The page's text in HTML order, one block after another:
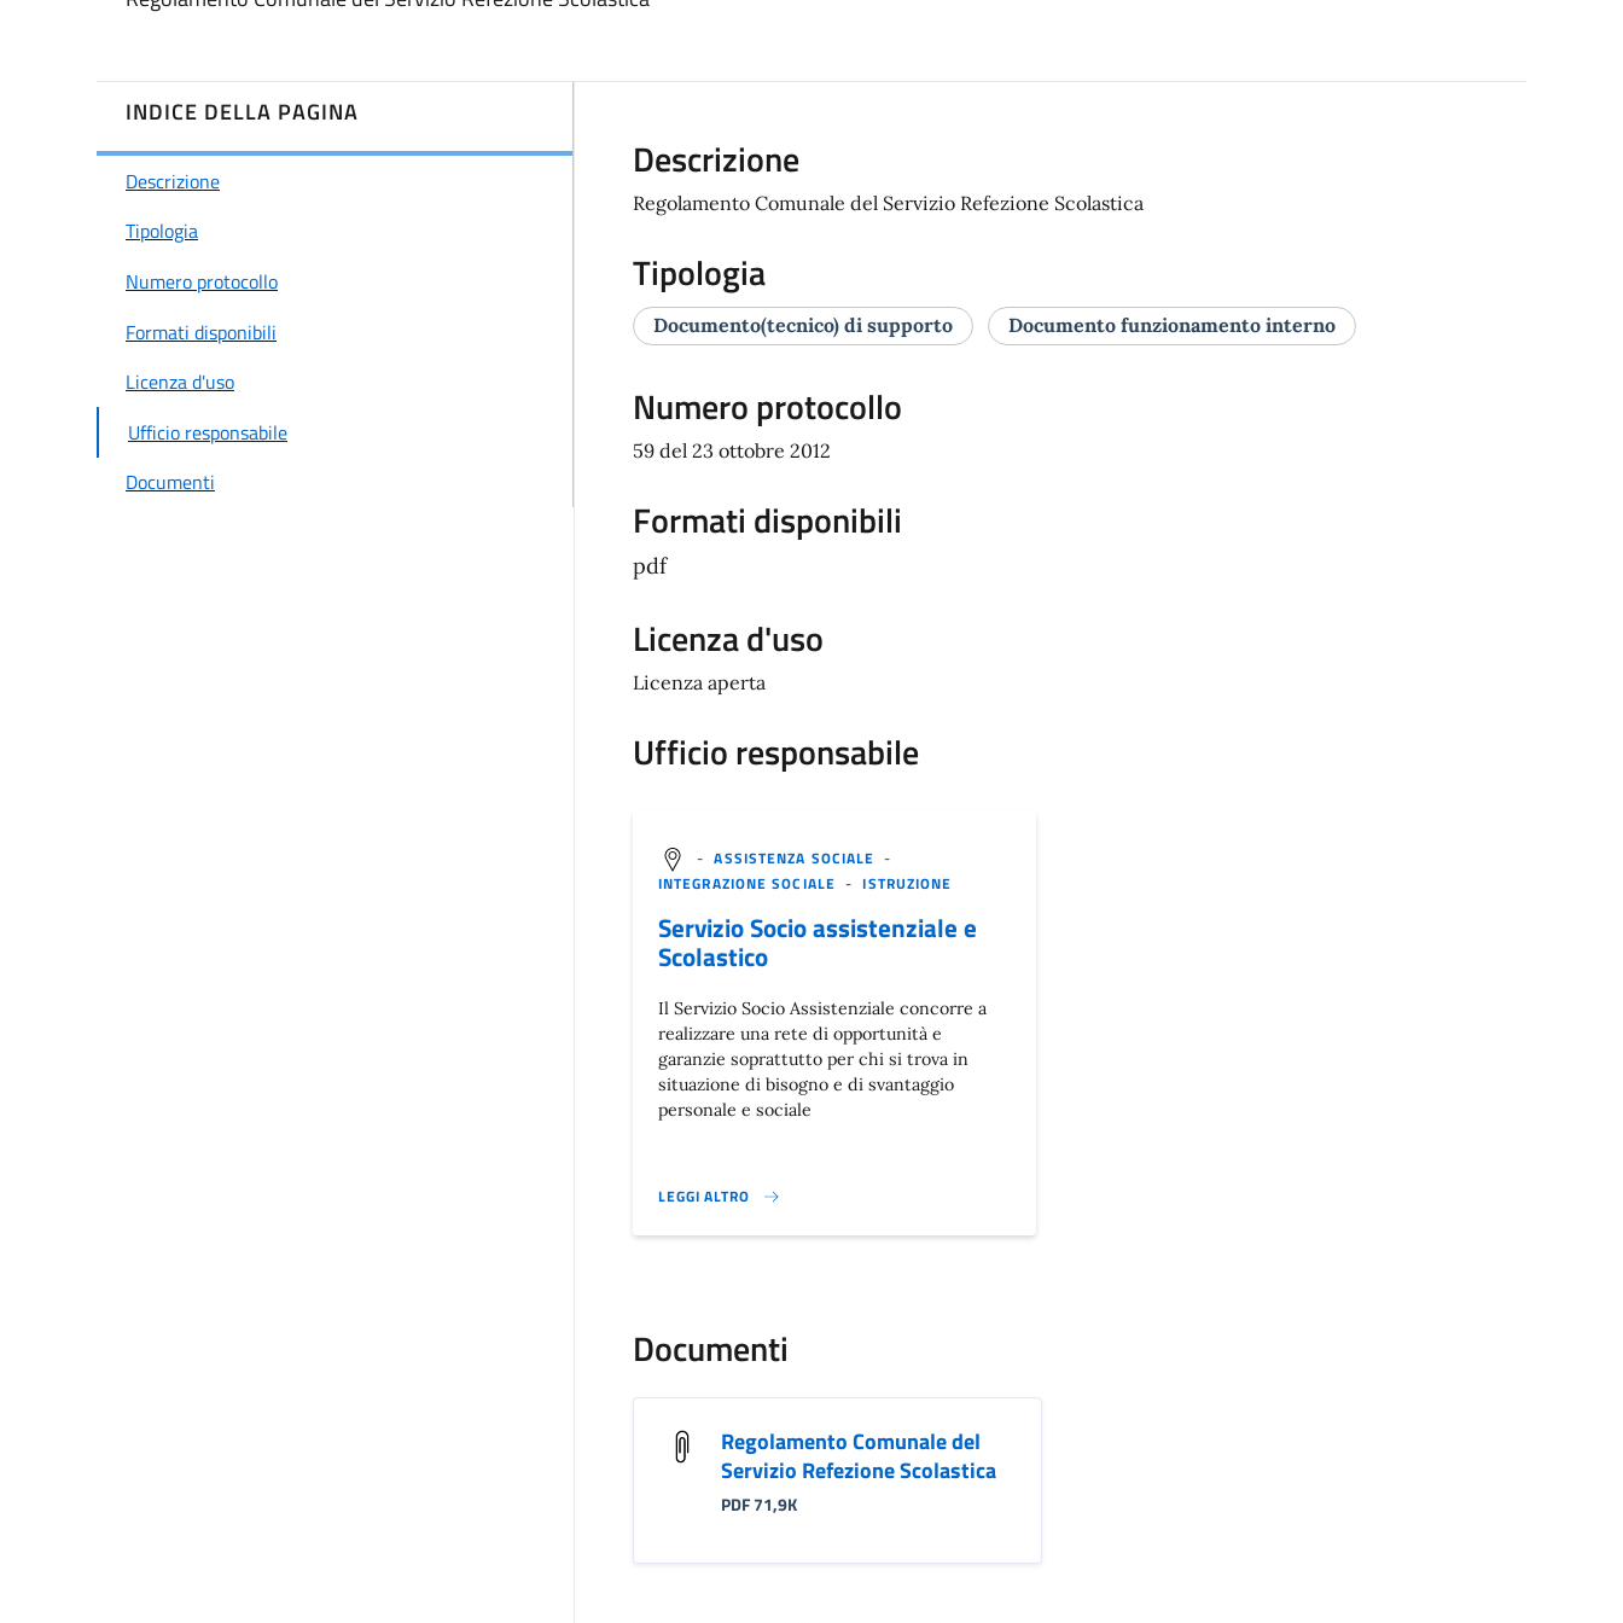
INDICE DELLA PAGINA
Descrizione
Tipologia
Numero protocollo
Formati disponibili
Licenza d'uso
Ufficio responsabile
Documenti
Descrizione
Regolamento Comunale del Servizio Refezione Scolastica
Tipologia
Documento(tecnico) di supporto Documento funzionamento interno
Numero protocollo
59 del 23 ottobre 2012
Formati disponibili
pdf
Licenza d'uso
Licenza aperta
Ufficio responsabile
- ASSISTENZA SOCIALE -
INTEGRAZIONE SOCIALE -ISTRUZIONE
Servizio Socio assistenziale e
Scolastico
Il Servizio Socio Assistenziale concorre a
realizzare una rete di opportunità e
garanzie soprattutto per chi si trova in
situazione di bisogno e di svantaggio
personale e sociale
LEGGI ALTRO
}
Documenti
Regolamento Comunale del
Servizio Refezione Scolastica
PDF 71,9K